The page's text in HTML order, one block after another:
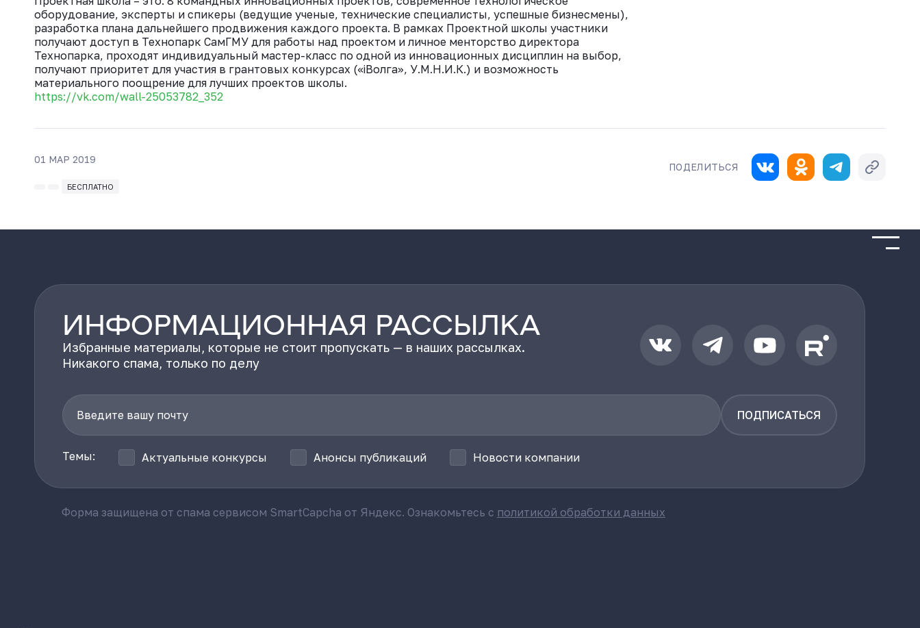
оборудование, эксперты и спикеры (ведущие ученые, технические специалисты, успешные бизнесмены),
разработка плана дальнейшего продвижения каждого проекта. В рамках Проектной школы участники
получают доступ в Технопарк СамГМУ для работы над проектом и личное менторство директора
Технопарка, проходят индивидуальный мастер-класс по одной из инновационных дисциплин на выбор,
получают приоритет для участия в грантовых конкурсах («iВолга», У.М.Н.И.К.) и возможность
материального поощрение для лучших проектов школы.
https://vk.com/wall-25053782_352
01 МАР 2019
БЕСПЛАТНО
ПОДЕЛИТЬСЯ
ИНФОРМАЦИОННАЯ РАССЫЛКА
Избранные материалы, которые не стоит пропускать — в наших рассылках.
Никакого спама, только по делу
ПОДПИСАТЬСЯ
Темы: Актуальные конкурсы Анонсы публикаций Новости компании
Форма защищена от спама сервисом SmartCapcha от Яндекс. Ознакомьтесь с политикой обработки данных